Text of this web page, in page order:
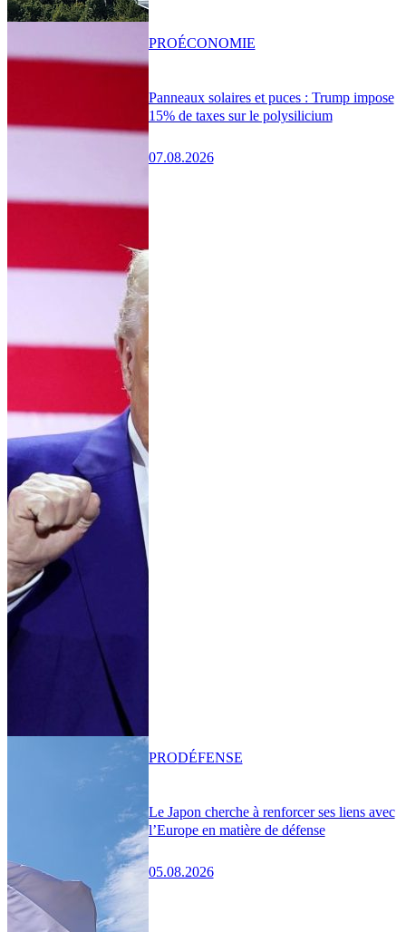
Panneaux solaires et puces : Trump impose
15% de taxes sur le polysilicium
07.08.2026
PROÉCONOMIE
Le Japon cherche à renforcer ses liens avec
l’Europe en matière de défense
05.08.2026
PRODÉFENSE